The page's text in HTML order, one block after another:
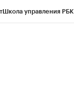
Школа управления РБК